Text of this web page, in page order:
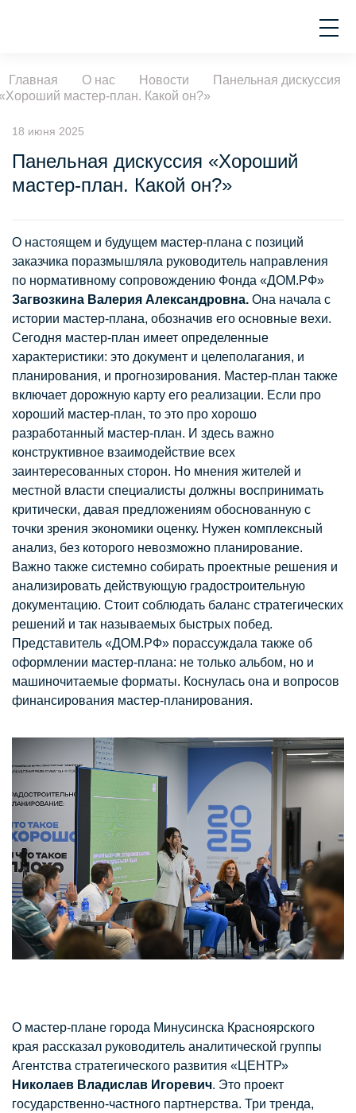
Главная О нас Новости
Панельная дискуссия
мастер-план. Какой он?»
18 июня 2025
Панельная дискуссия «Хороший
мастер-план. Какой он?»
О настоящем и будущем мастер-плана с позиций
заказчика поразмышляла руководитель направления
по нормативному сопровождению Фонда «ДОМ.РФ»
Загвозкина Валерия Александровна. Она начала с
истории мастер-плана, обозначив его основные вехи.
Сегодня мастер-план имеет определенные
характеристики: это документ и целеполагания, и
планирования, и прогнозирования. Мастер-план также
включает дорожную карту его реализации. Если про
хороший мастер-план, то это про хорошо
разработанный мастер-план. И здесь важно
конструктивное взаимодействие всех
заинтересованных сторон. Но мнения жителей и
местной власти специалисты должны воспринимать
критически, давая предложениям обоснованную с
точки зрения экономики оценку. Нужен комплексный
анализ, без которого невозможно планирование.
Важно также системно собирать проектные решения и
анализировать действующую градостроительную
документацию. Стоит соблюдать баланс стратегических
решений и так называемых быстрых побед.
Представитель «ДОМ.РФ» порассуждала также об
оформлении мастер-плана: не только альбом, но и
машиночитаемые форматы. Коснулась она и вопросов
финансирования мастер-планирования.
О мастер-плане города Минусинска Красноярского
края рассказал руководитель аналитической группы
Агентства стратегического развития «ЦЕНТР»
Николаев Владислав Игоревич. Это проект
государственно-частного партнерства. Три тренда,